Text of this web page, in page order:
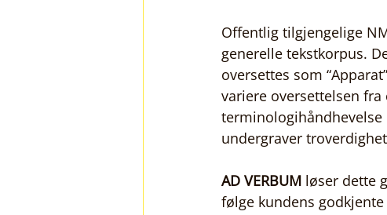
Offentlig tilgjengelige
generelle tekstkorpus.
oversettes som
variere oversettelsen
undergraver
AD VERBUM løser dette
følge kundens